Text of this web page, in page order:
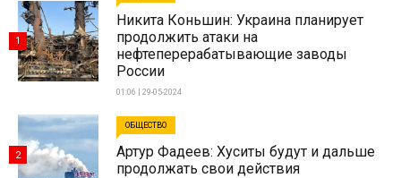
Никита Коньшин: Украина планирует
продолжить атаки на
нефтеперерабатывающие заводы
России
01:06 | 29-05-2024
1
ОБЩЕСТВО
Артур Фадеев: Хуситы будут и дальше
продолжать свои действия
2